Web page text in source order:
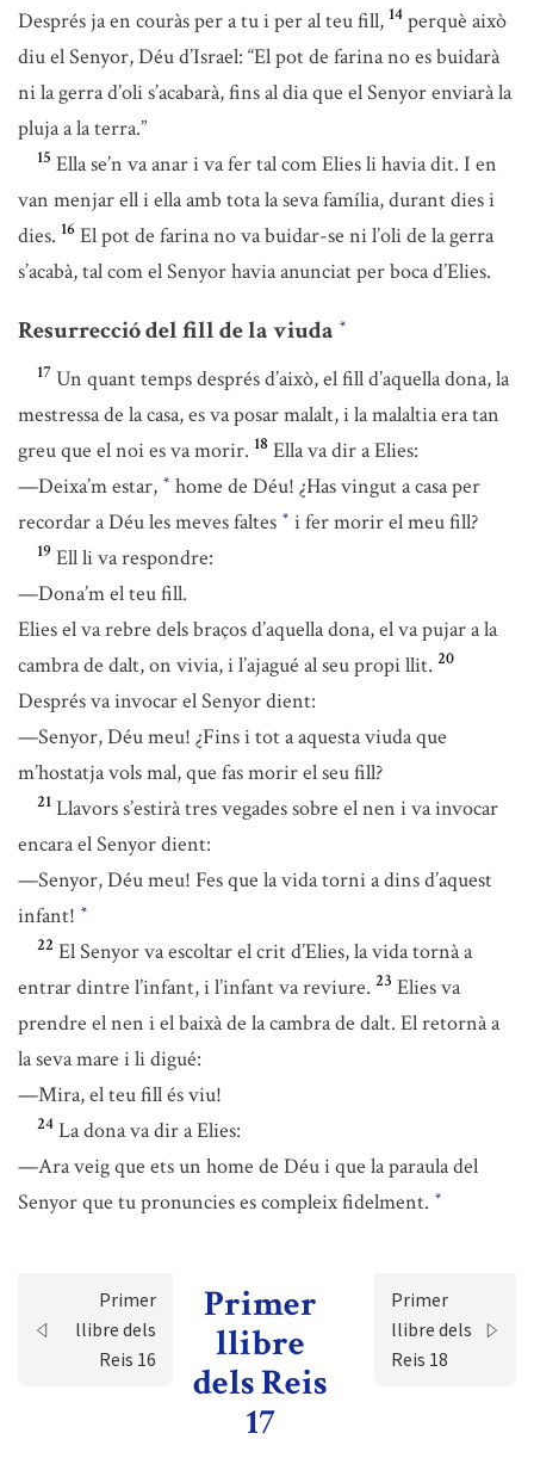
Després ja en couràs per a tu i per al teu fill, 14 perquè això
diu el Senyor, Déu d’Israel: “El pot de farina no es buidarà
ni la gerra d’oli s’acabarà, fins al dia que el Senyor enviarà la
pluja a la terra.”
15 Ella se’n va anar i va fer tal com Elies li havia dit. I en
van menjar ell i ella amb tota la seva família, durant dies i
dies. 16 El pot de farina no va buidar-se ni l’oli de la gerra
s’acabà, tal com el Senyor havia anunciat per boca d’Elies.
Resurrecció del fill de la viuda *
17 Un quant temps després d’això, el fill d’aquella dona, la
mestressa de la casa, es va posar malalt, i la malaltia era tan
greu que el noi es va morir. 18 Ella va dir a Elies:
—Deixa’m estar, * home de Déu! ¿Has vingut a casa per
recordar a Déu les meves faltes * i fer morir el meu fill?
19 Ell li va respondre:
—Dona’m el teu fill.
Elies el va rebre dels braços d’aquella dona, el va pujar a la
cambra de dalt, on vivia, i l’ajagué al seu propi llit. 20
Després va invocar el Senyor dient:
—Senyor, Déu meu! ¿Fins i tot a aquesta viuda que
m’hostatja vols mal, que fas morir el seu fill?
21 Llavors s’estirà tres vegades sobre el nen i va invocar
encara el Senyor dient:
—Senyor, Déu meu! Fes que la vida torni a dins d’aquest
infant! *
22 El Senyor va escoltar el crit d’Elies, la vida tornà a
entrar dintre l’infant, i l’infant va reviure. 23 Elies va
prendre el nen i el baixà de la cambra de dalt. El retornà a
la seva mare i li digué:
—Mira, el teu fill és viu!
24 La dona va dir a Elies:
—Ara veig que ets un home de Déu i que la paraula del
Senyor que tu pronuncies es compleix fidelment. *
Primer
llibre dels
Reis 16
Primer
llibre
dels Reis
17
Primer
llibre dels
Reis 18